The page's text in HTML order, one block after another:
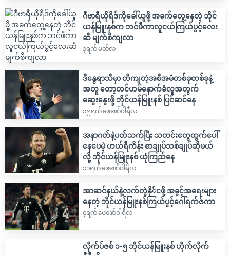
ဂီဗာရီယိုရိဒ်ကိုခေါ်ယူဖို့ အခက်တွေ့နေတဲ့ ဘိုင်
ယန်မြူးနစ်က ဘင်ဖီကာလူငယ်ကြယ်ပွင့်လေး
ဆီ မျက်စိကျလာ
၃ရက် မတ်လ
ဒီနွေရာသီမှာ တိကျတဲ့အစီအမံတစ်ခုတစ်ခုနဲ့
အတူ တော့တင်ဟမ်နောက်ခံလူအတွက်
ဆွေးနွေးဖို့ ဘိုင်ယန်မြူးနစ် ပြင်ဆင်နေ
၁၉ရက် ဖေဖော်ဝါရီလ
အနာဂတ်နဲ့ပတ်သက်ပြီး သတင်းတွေထွက်ပေါ်
နေပေမဲ့ ဟယ်ရီကိန်း စာချုပ်သစ်ချုပ်ဆိုမယ်
လို့ ဘိုင်ယန်မြူးနစ် ယုံကြည်နေ
၁၁ရက် ဖေဖော်ဝါရီလ
အာဆင်နယ်နဲ့လက်တွဲနို်ငဖို့ အခွင့်အရေးများ
နေတဲ့ ဘိုင်ယန်မြူးနစ်ကြယ်ပွင့်ဂေါ်ရက်ဇ်ကာ
၄ရက် ဖေဖော်ဝါရီလ
လိုက်ပ်ဇစ် ၁-၅ ဘိုင်ယန်မြူးနစ် ဟိုက်လိုက်